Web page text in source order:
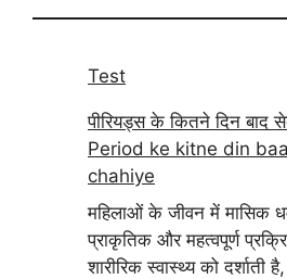
Test
पीरियड्स के कितने दिन बाद
Period ke kitne din
chahiye
महिलाओं के जीवन में मासिक
प्राकृतिक और महत्वपूर्ण
शारीरिक स्वास्थ्य को दर्शाती